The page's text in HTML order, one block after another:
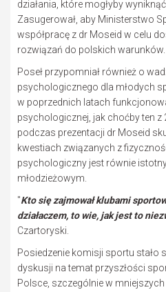
działania, które mogłyby
Zasugerował, aby Ministerstwo
współpracę z dr Moseid w celu
rozwiązań do polskich warunków.
Poseł przypomniał również o
psychologicznego dla młodych
w poprzednich latach
psychologicznej, jak choćby ten z
podczas prezentacji dr Moseid
kwestiach związanych z
psychologiczny jest równie
młodzieżowym.
"Kto się zajmował klubami
działaczem, to wie, jak jest to
Czartoryski.
Posiedzenie komisji sportu stało
dyskusji na temat przyszłości
Polsce, szczególnie w